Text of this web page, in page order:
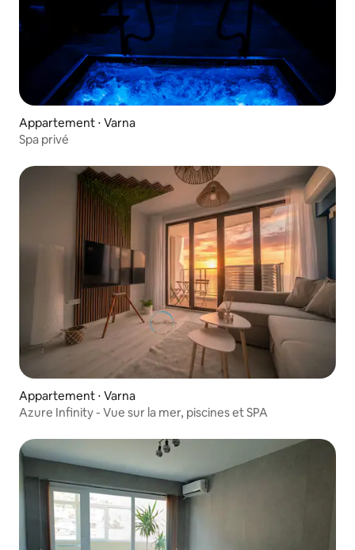
Appartement ⋅ Varna
Spa privé
Appartement ⋅ Varna
Azure Infinity - Vue sur la mer, piscines et SPA